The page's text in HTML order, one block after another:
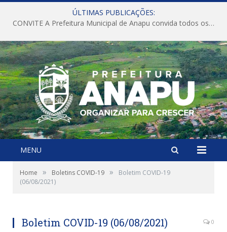
ÚLTIMAS PUBLICAÇÕES:
CONVITE A Prefeitura Municipal de Anapu convida todos os servidores públicos municipais para participarem da Audiência Pública de discussão da Lei de Diretrizes Orçamentárias (LDO), importante instrumento de planejamento das ações e investimentos da Administração Pública para o próximo exercício financeiro.
MENU
Home » Boletins COVID-19 »
Boletim COVID-19
(06/08/2021)
Boletim COVID-19 (06/08/2021) 0